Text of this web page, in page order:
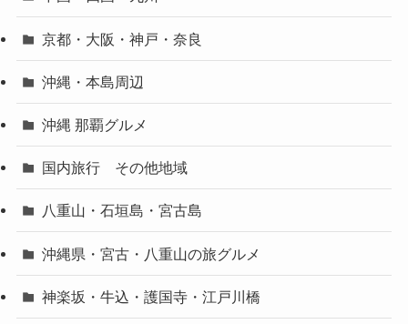
京都・大阪・神戸・奈良
沖縄・本島周辺
沖縄 那覇グルメ
国内旅行 その他地域
八重山・石垣島・宮古島
沖縄県・宮古・八重山の旅グルメ
神楽坂・牛込・護国寺・江戸川橋